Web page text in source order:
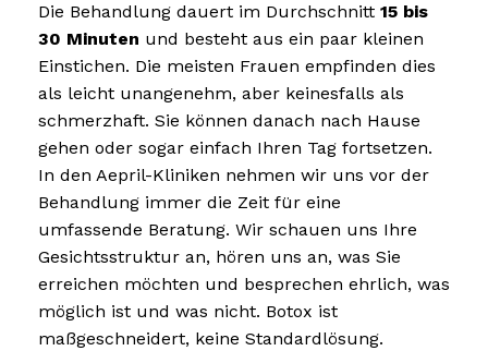
Die Behandlung dauert im Durchschnitt 15 bis
30 Minuten und besteht aus ein paar kleinen
Einstichen. Die meisten Frauen empfinden dies
als leicht unangenehm, aber keinesfalls als
schmerzhaft. Sie können danach nach Hause
gehen oder sogar einfach Ihren Tag fortsetzen.
In den Aepril-Kliniken nehmen wir uns vor der
Behandlung immer die Zeit für eine
umfassende Beratung. Wir schauen uns Ihre
Gesichtsstruktur an, hören uns an, was Sie
erreichen möchten und besprechen ehrlich, was
möglich ist und was nicht. Botox ist
maßgeschneidert, keine Standardlösung.